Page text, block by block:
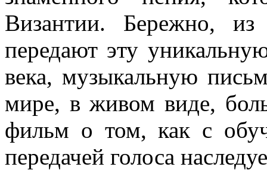
Византии. Бережно,
передают эту
века, музыкальную
мире, в живом виде,
фильм о том, как с
передачей голоса